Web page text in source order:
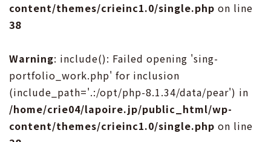
content/themes/crieinc1.0/single.php on line
38
Warning: include(): Failed opening 'sing-
portfolio_work.php' for inclusion
(include_path='.:/opt/php-8.1.34/data/pear') in
/home/crie04/lapoire.jp/public_html/wp-
content/themes/crieinc1.0/single.php on line